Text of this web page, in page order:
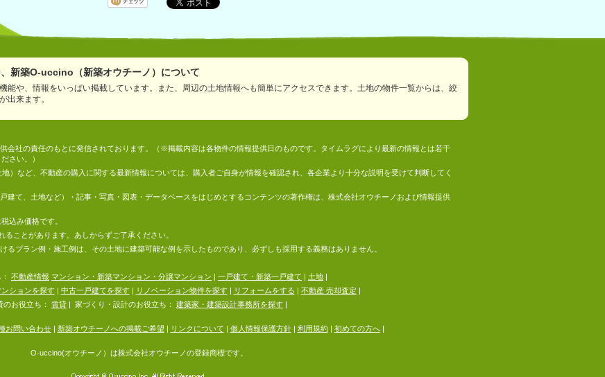
新築O-uccino（新築オウチーノ）について
能や、情報をいっぱい掲載しています。また、周辺の土地情報へも簡単にアクセスできます。土地の物件一覧からは、絞
出来ます。
会社の責任のもとに発信されております。（※掲載内容は各物件の情報提供日のものです。タイムラグにより最新の情報とは若干
さい。）
）など、不動産の購入に関する最新情報については、購入者ご自身が情報を確認され、各企業より十分な説明を受けて判断してく
建て、土地など）・記事・写真・図表・データベースをはじめとするコンテンツの著作権は、株式会社オウチーノおよび情報提供
込み価格です。
ことがあります。あしからずご了承ください。
プラン例・施工例は、その土地に建築可能な例を示したものであり、必ずしも採用する義務はありません。
不動産情報 マンション・新築マンション・分譲マンション 一戸建て・新築一戸建て 土地
ションを探す| 中古一戸建てを探す| リノベーション物件を探す| リフォームをする 不動産 売却査定
のお役立ち：
賃貸 家づくり・設計のお役立ち： 建築家・建築設計事務所を探す
お問い合わせ| 新築オウチーノへの掲載ご希望 リンクについて 個人情報保護方針| 利用規約| 初めての方へ|
O-uccino(オウチーノ）は株式会社オウチーノの登録商標です。